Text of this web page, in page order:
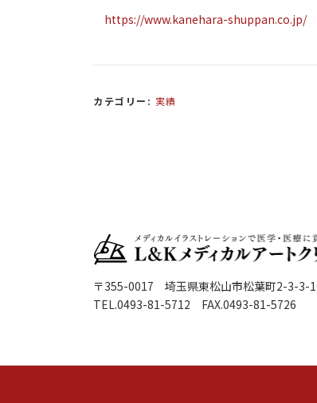
https://www.kanehara-shuppan.co.jp/
カテゴリー: 実績
〒355-0017 埼玉県東松山市松葉町2-3-3-
TEL.0493-81-5712 FAX.0493-81-5726